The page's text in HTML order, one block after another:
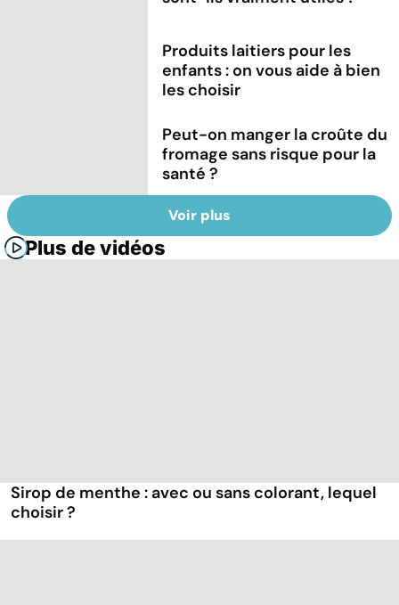
Produits laitiers pour les
enfants : on vous aide à bien
les choisir
Peut-on manger la croûte du
fromage sans risque pour la
santé ?
Voir plus
Plus de vidéos
Sirop de menthe : avec ou sans colorant, lequel
choisir ?